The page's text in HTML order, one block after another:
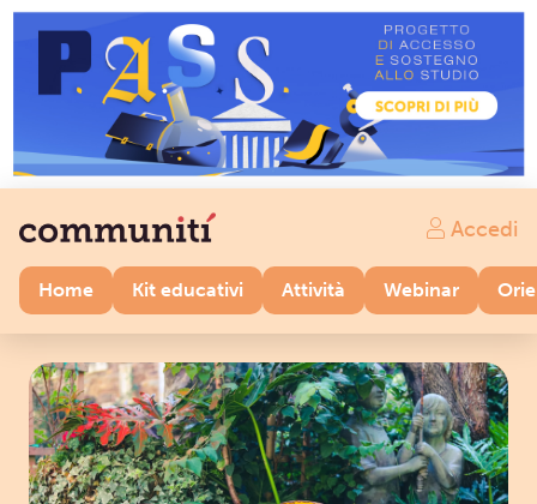
Home Kit educativi Attività Webinar
Accedi